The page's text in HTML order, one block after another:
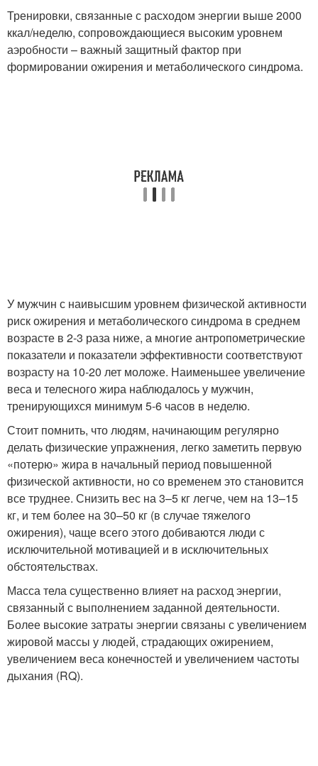
Тренировки, связанные с расходом энергии выше 2000
ккал/неделю, сопровождающиеся высоким уровнем
аэробности – важный защитный фактор при
формировании ожирения и метаболического синдрома.
У мужчин с наивысшим уровнем физической активности
риск ожирения и метаболического синдрома в среднем
возрасте в 2-3 раза ниже, а многие антропометрические
показатели и показатели эффективности соответствуют
возрасту на 10-20 лет моложе. Наименьшее увеличение
веса и телесного жира наблюдалось у мужчин,
тренирующихся минимум 5-6 часов в неделю.
Стоит помнить, что людям, начинающим регулярно
делать физические упражнения, легко заметить первую
«потерю» жира в начальный период повышенной
физической активности, но со временем это становится
все труднее. Снизить вес на 3–5 кг легче, чем на 13–15
кг, и тем более на 30–50 кг (в случае тяжелого
ожирения), чаще всего этого добиваются люди с
исключительной мотивацией и в исключительных
обстоятельствах.
Масса тела существенно влияет на расход энергии,
связанный с выполнением заданной деятельности.
Более высокие затраты энергии связаны с увеличением
жировой массы у людей, страдающих ожирением,
увеличением веса конечностей и увеличением частоты
дыхания (RQ).